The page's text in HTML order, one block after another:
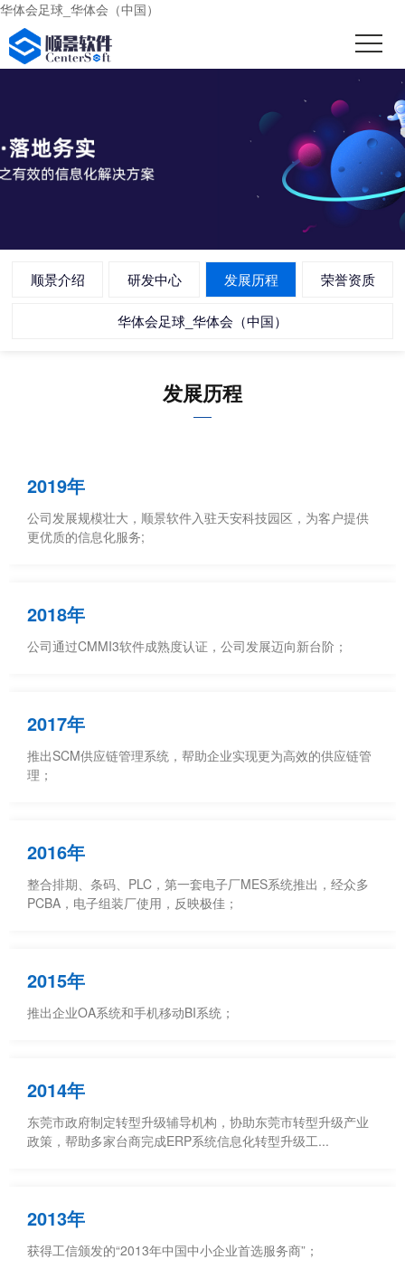
华体会足球_华体会（中国）
顺景介绍 研发中心 发展历程 荣誉资质
华体会足球_华体会（中国）
发展历程
2019年
公司发展规模壮大，顺景软件入驻天安科技园区，为客户提供
更优质的信息化服务;
2018年
公司通过CMMI3软件成熟度认证，公司发展迈向新台阶；
2017年
推出SCM供应链管理系统，帮助企业实现更为高效的供应链管
理；
2016年
整合排期、条码、PLC，第一套电子厂MES系统推出，经众多
PCBA，电子组装厂使用，反映极佳；
2015年
推出企业OA系统和手机移动BI系统；
2014年
东莞市政府制定转型升级辅导机构，协助东莞市转型升级产业
政策，帮助多家台商完成ERP系统信息化转型升级工...
2013年
获得工信颁发的“2013年中国中小企业首选服务商”；